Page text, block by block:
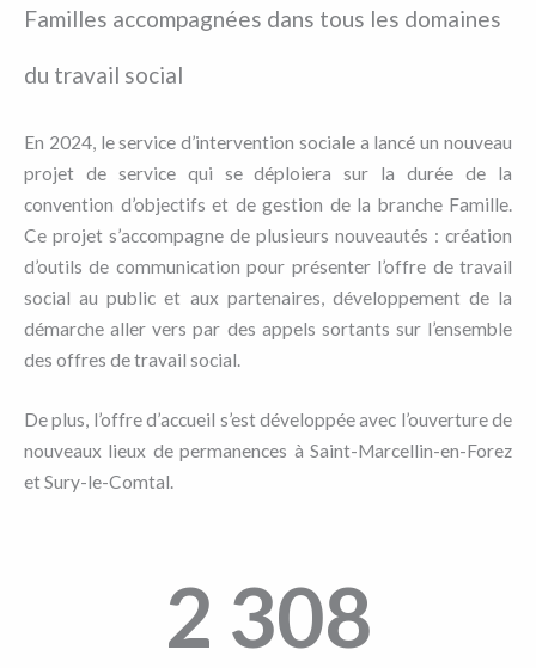
Familles accompagnées dans tous les domaines
du travail social
En 2024, le service d’intervention sociale a lancé un nouveau
projet de service qui se déploiera sur la durée de la
convention d’objectifs et de gestion de la branche Famille.
Ce projet s’accompagne de plusieurs nouveautés : création
d’outils de communication pour présenter l’offre de travail
social au public et aux partenaires, développement de la
démarche aller vers par des appels sortants sur l’ensemble
des offres de travail social.
De plus, l’offre d’accueil s’est développée avec l’ouverture de
nouveaux lieux de permanences à Saint-Marcellin-en-Forez
et Sury-le-Comtal.
2 308